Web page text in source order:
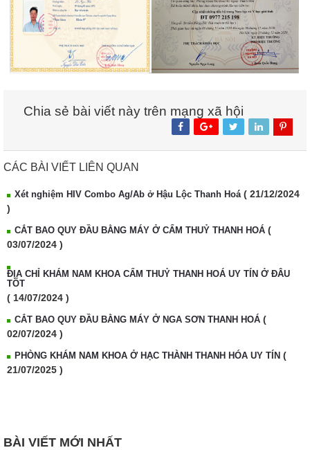
Chia sẻ bài viết này trên mạng xã hội
CÁC BÀI VIẾT LIÊN QUAN
Xét nghiệm HIV Combo Ag/Ab ở Hậu Lộc Thanh Hoá ( 21/12/2024
)
CẮT BAO QUY ĐẦU BẰNG MÁY Ở CẨM THUỶ THANH HOÁ (
03/07/2024 )
ĐỊA CHỈ KHÁM NAM KHOA CẨM THUỶ THANH HOÁ UY TÍN Ở ĐÂU
TỐT
( 14/07/2024 )
CẮT BAO QUY ĐẦU BẰNG MÁY Ở NGA SƠN THANH HOÁ (
02/07/2024 )
PHÒNG KHÁM NAM KHOA Ở HẠC THÀNH THANH HÓA UY TÍN (
21/07/2025 )
BÀI VIẾT MỚI NHẤT